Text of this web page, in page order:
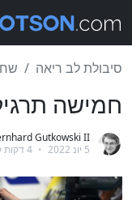
סיבולת לב ריאה
חמישה
Gutkowski II
5 יונ 2022
•